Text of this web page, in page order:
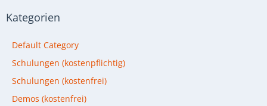
Kategorien
Default Category
Schulungen (kostenpflichtig)
Schulungen (kostenfrei)
Demos (kostenfrei)